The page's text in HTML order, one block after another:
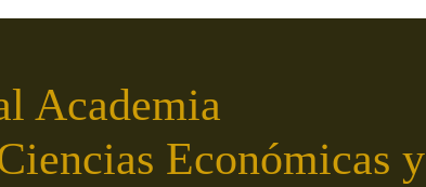
Academia
Económicas y